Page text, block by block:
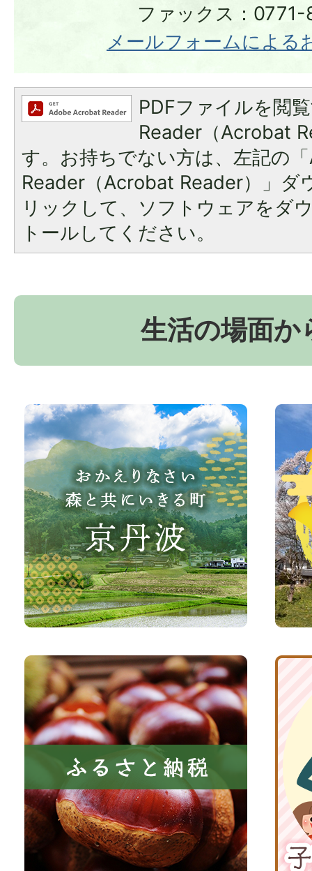
ファックス：
メールフォームによる
PDFファイルを閲
Reader（Acrobat
す。お持ちでない方は、左記の
Reader（Acrobat Reader）」ダ
リックして、ソフトウェアをダ
トールしてください。
生活の場面か
お
か
え
り
な
さ
い、
森
共
に
い
き
町
京
京
波
町
観
光
サ
イ
ふ
る
さ
と
税
京
波
子
育
て
応
援